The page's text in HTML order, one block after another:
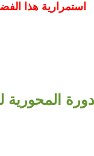
استمرارية هذا